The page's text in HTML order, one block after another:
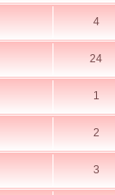
4
24
1
2
3